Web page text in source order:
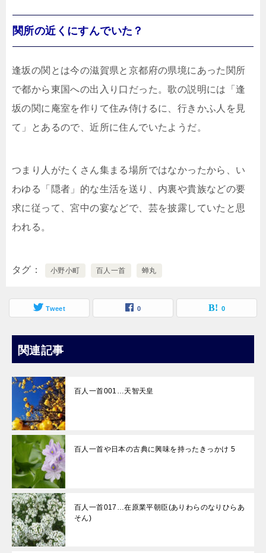
関所の近くにすんでいた？
逢坂の関とは今の滋賀県と京都府の県境にあった関所
で都から東国への出入り口だった。歌の説明には「逢
坂の関に庵室を作りて住み侍けるに、行きかふ人を見
て」とあるので、近所に住んでいたようだ。
つまり人がたくさん集まる場所ではなかったから、い
わゆる「隠者」的な生活を送り、内裏や貴族などの要
求に従って、宮中の宴などで、芸を披露していたと思
われる。
タグ 小野小町 百人一首 蝉丸
Tweet 0 0
関連記事
百人一首001…天智天皇
百人一首や日本の古典に興味を持ったきっかけ 5
百人一首017…在原業平朝臣(ありわらのなりひらあ
そん)